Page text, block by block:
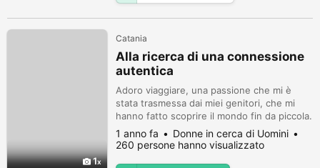
1
Catania
Alla ricerca di una connessione
autentica
Adoro viaggiare, una passione che mi è
stata trasmessa dai miei genitori, che mi
hanno fatto scoprire il mondo fin da piccola.
1 anno fa
Donne in cerca di Uomini
260 persone hanno visualizzato